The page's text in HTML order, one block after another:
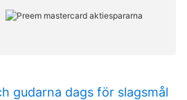
gudarna dags för slagsmål